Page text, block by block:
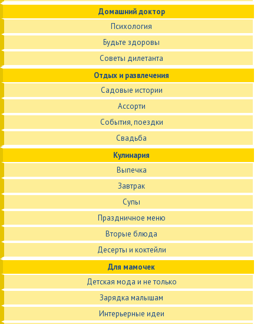
Домашний доктор
Психология
Будьте здоровы
Советы дилетанта
Отдых и развлечения
Садовые истории
Ассорти
События, поездки
Свадьба
Кулинария
Выпечка
Завтрак
Супы
Праздничное меню
Вторые блюда
Десерты и коктейли
Для мамочек
Детская мода и не только
Зарядка малышам
Интерьерные идеи